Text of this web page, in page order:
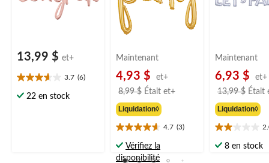
niversaire/retraite
13,99 $ et+
3.7 (6)
3.7
étoile(s)
22 en stock
niversaire/retraite
Maintenant
4,93 $
et+
8,99 $ Était et+prix
partir
Liquidation◊
4.7 (3)
4.7
étoile(s)
sur
Vérifiez la
disponibilité
niversaire/
Maintenant
6,93 $
et+
13,99 $ Était
Liquidation◊
2.0
étoile(s)
8 en stock